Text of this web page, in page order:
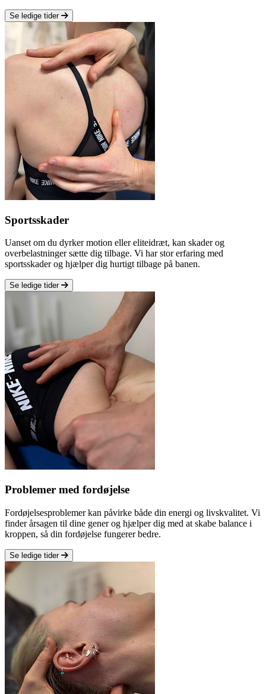
Se ledige tider
Sportsskader
Uanset om du dyrker motion eller eliteidræt, kan skader og
overbelastninger sætte dig tilbage. Vi har stor erfaring med
sportsskader og hjælper dig hurtigt tilbage på banen.
Se ledige tider
Problemer med fordøjelse
Fordøjelsesproblemer kan påvirke både din energi og livskvalitet. Vi
finder årsagen til dine gener og hjælper dig med at skabe balance i
kroppen, så din fordøjelse fungerer bedre.
Se ledige tider